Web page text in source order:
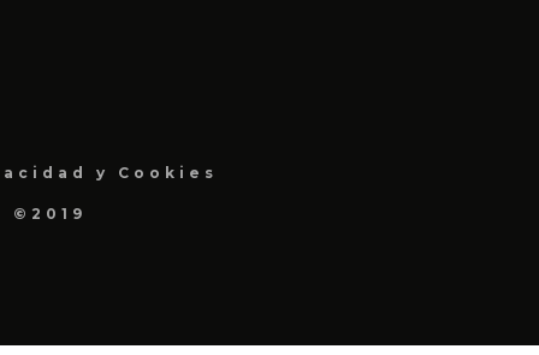
y Cookies